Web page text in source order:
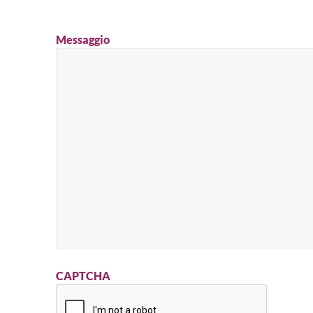
Messaggio
CAPTCHA